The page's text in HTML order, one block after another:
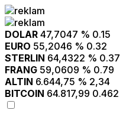
DOLAR 47,7047 % 0.15
EURO 55,2046 % 0.32
STERLIN 64,4322 % 0.37
FRANG 59,0609 % 0.79
ALTIN 6.644,75 % 2,34
BITCOIN 64.817,99 0.462